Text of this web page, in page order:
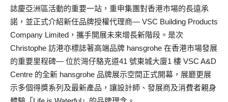
誌慶亞洲區活動的重要一站，重申集團對香港市場的長遠承
諾，並正式介紹新任品牌授權代理商— VSC Building Products
Company Limited，攜手開展未來增長新階段。是次
Christophe 訪港亦標誌著高端品牌 hansgrohe 在香港市場發展
的重要里程碑— 位於灣仔駱克道41 號東城大廈1 樓 VSC A&D
Centre 的全新 hansgrohe 品牌展示空間正式開幕，展廳更展
示多個得獎系列及最新產品，讓設計師、發展商及消費者親身